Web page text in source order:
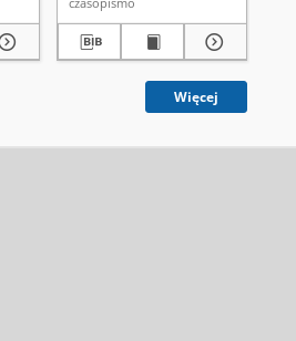
Więcej